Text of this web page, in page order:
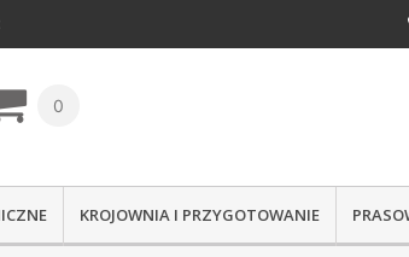
0
KROJOWNIA I PRZYGOTOWANIE